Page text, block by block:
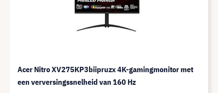
Acer Nitro XV275KP3biipruzx 4K-gamingmonitor met
een verversingssnelheid van 160 Hz